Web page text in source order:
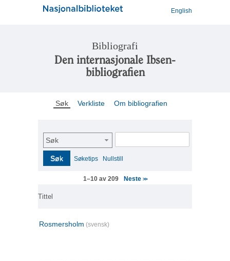
English
Bibliografi
Den internasjonale Ibsen-
bibliografien
Søk Verkliste Om bibliografien
Søk
Søk Søketips Nullstill
1–10 av 209 Neste >>
Tittel
Rosmersholm (svensk)